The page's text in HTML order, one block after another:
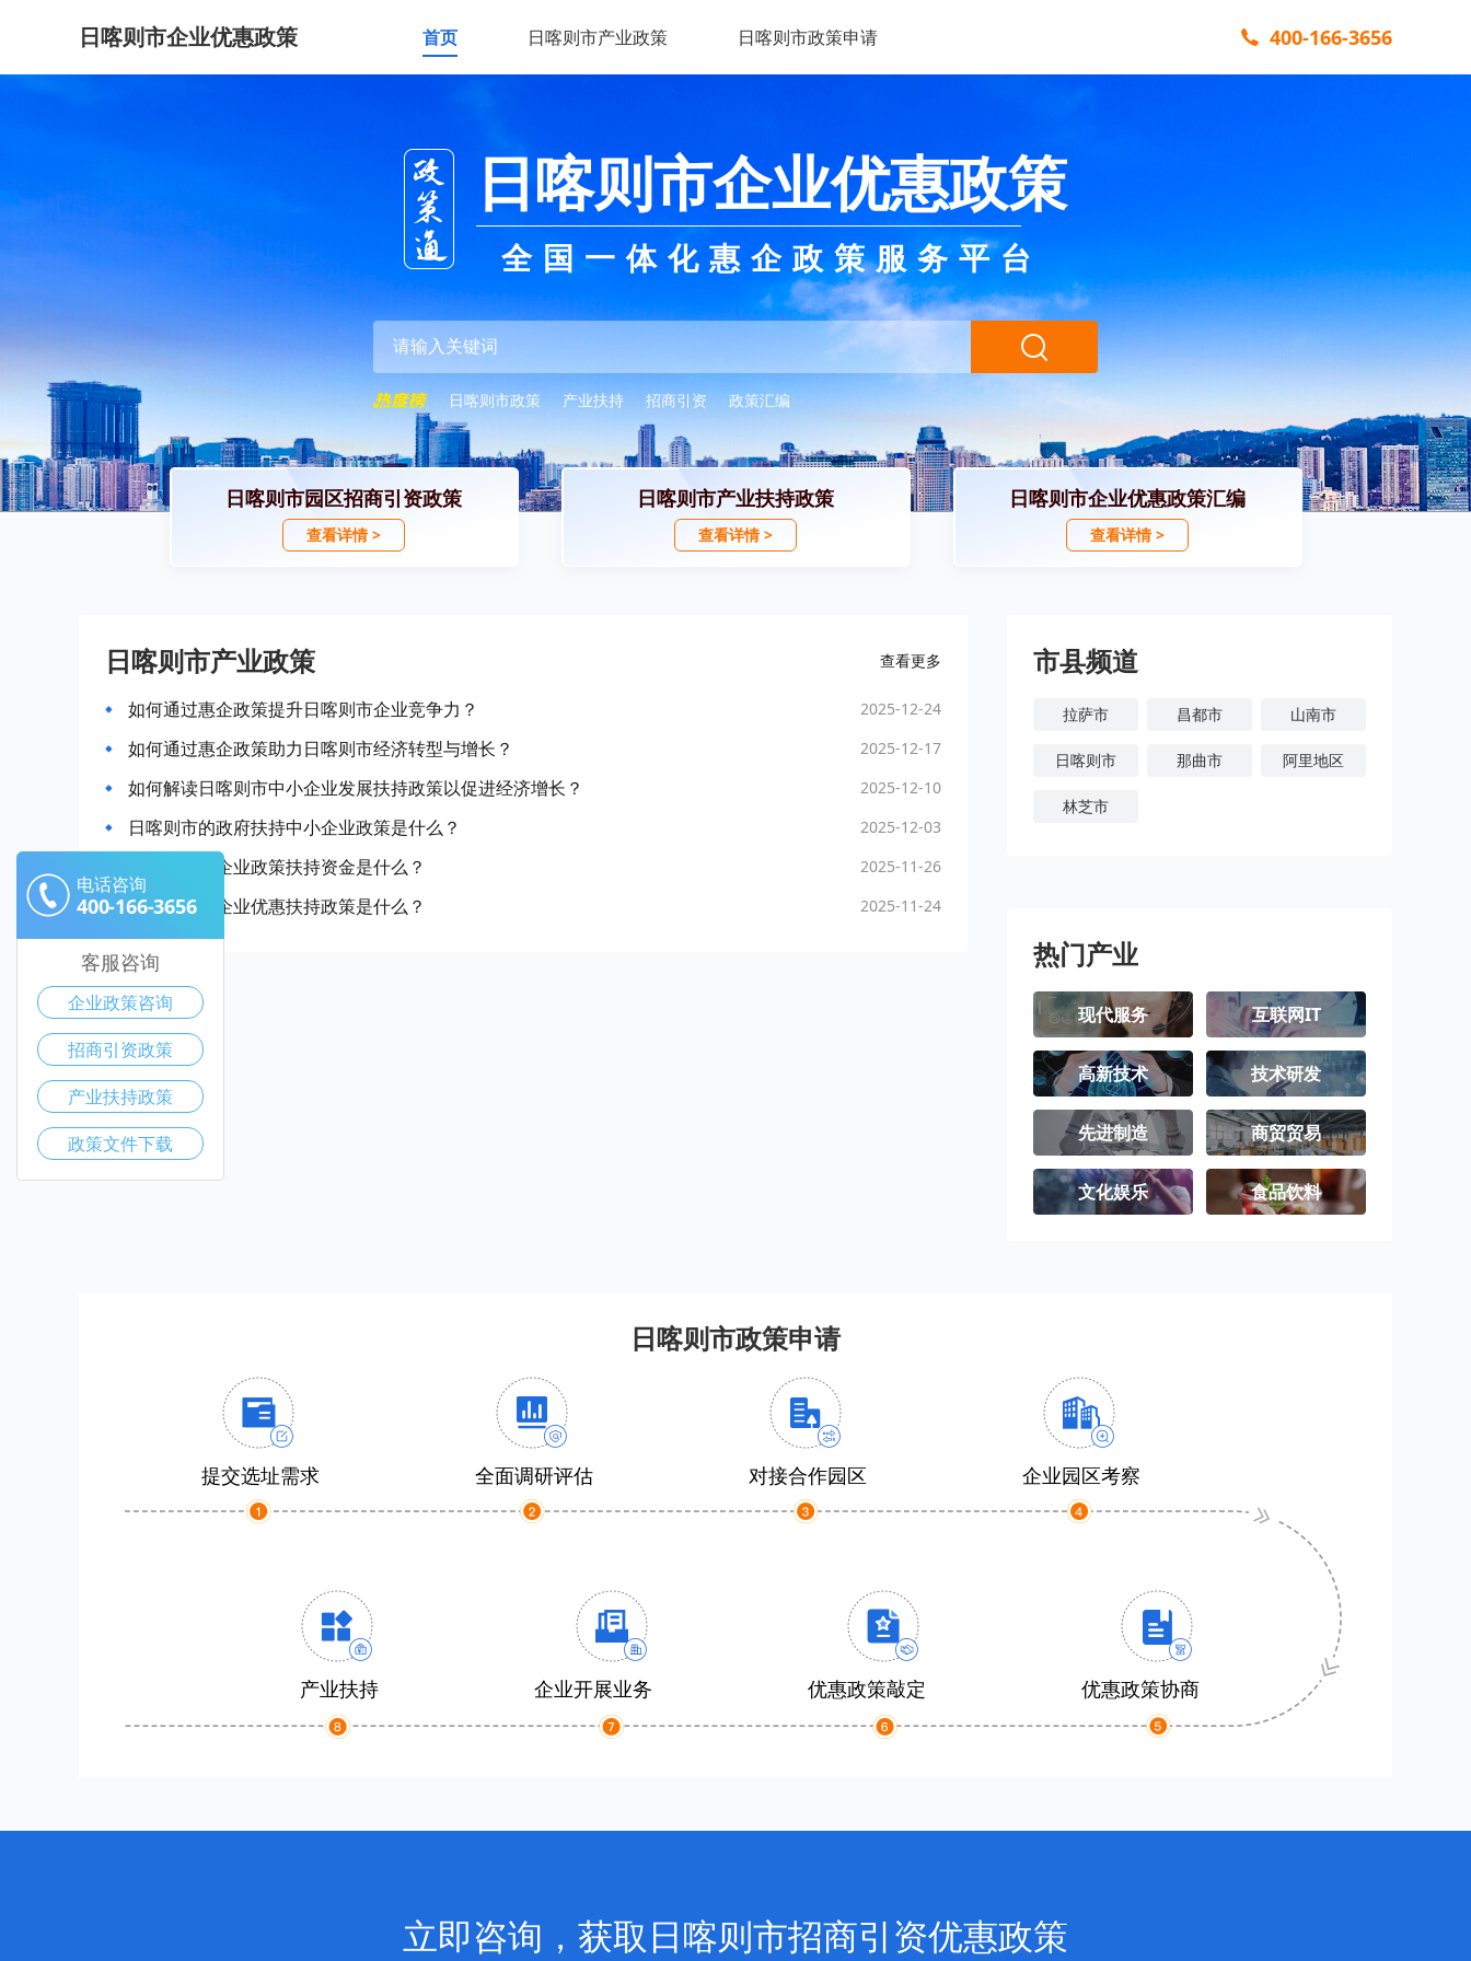
日喀则市企业优惠政策 首页 日喀则市产业政策 日喀则市政策申请 400-166-3656
日喀则市企业优惠政策
全国一体化惠企政策服务平台
日喀则市政策 产业扶持 招商引资 政策汇编
日喀则市园区招商引资政策
查看详情 >
日喀则市产业扶持政策
查看详情 >
日喀则市企业优惠政策汇编
查看详情 >
日喀则市产业政策 查看更多
如何通过惠企政策提升日喀则市企业竞争力？ 2025-12-24
如何通过惠企政策助力日喀则市经济转型与增长？ 2025-12-17
如何解读日喀则市中小企业发展扶持政策以促进经济增长？ 2025-12-10
日喀则市的政府扶持中小企业政策是什么？ 2025-12-03
日喀则市的企业政策扶持资金是什么？ 2025-11-26
日喀则市的企业优惠扶持政策是什么？ 2025-11-24
市县频道
拉萨市 昌都市 山南市
日喀则市 那曲市 阿里地区
林芝市
热门产业
现代服务 互联网IT
高新技术 技术研发
先进制造 商贸贸易
文化娱乐 食品饮料
日喀则市政策申请
提交选址需求 全面调研评估 对接合作园区 企业园区考察
产业扶持 企业开展业务 优惠政策敲定 优惠政策协商
电话咨询
400-166-3656
客服咨询
企业政策咨询
招商引资政策
产业扶持政策
政策文件下载
立即咨询，获取日喀则市招商引资优惠政策